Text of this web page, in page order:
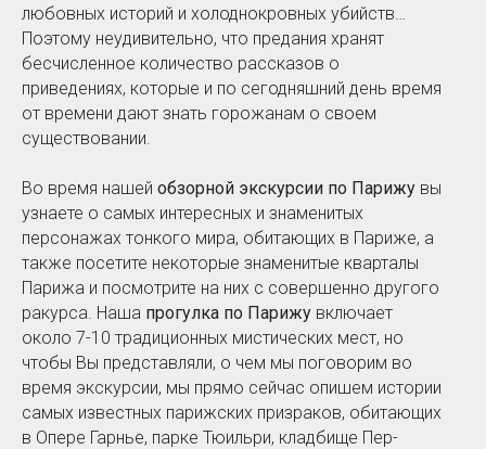
любовных историй и холоднокровных убийств…
Поэтому неудивительно, что предания хранят
бесчисленное количество рассказов о
приведениях, которые и по сегодняшний день время
от времени дают знать горожанам о своем
существовании.
Во время нашей обзорной экскурсии по Парижу вы
узнаете о самых интересных и знаменитых
персонажах тонкого мира, обитающих в Париже, а
также посетите некоторые знаменитые кварталы
Парижа и посмотрите на них с совершенно другого
ракурса. Наша прогулка по Парижу включает
около 7-10 традиционных мистических мест, но
чтобы Вы представляли, о чем мы поговорим во
время экскурсии, мы прямо сейчас опишем истории
самых известных парижских призраков, обитающих
в Опере Гарнье, парке Тюильри, кладбище Пер-